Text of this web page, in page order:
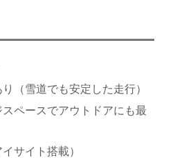
（雪道でも安定した走行）
ペースでアウトドアにも最
サイト搭載）